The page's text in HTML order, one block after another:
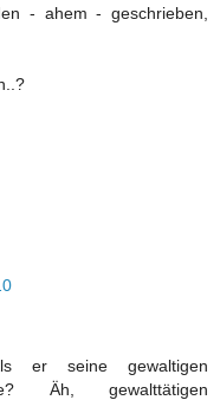
- ahem - geschrieben,
er seine gewaltigen
Äh, gewalttätigen